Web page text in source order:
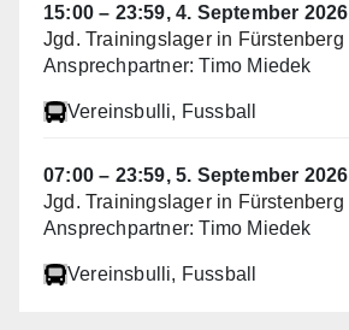
15:00 – 23:59,4. September 2026
Jgd. Trainingslager in Fürstenberg
Ansprechpartner: Timo Miedek
Vereinsbulli, Fussball
07:00 – 23:59,5. September 2026
Jgd. Trainingslager in Fürstenberg
Ansprechpartner: Timo Miedek
Vereinsbulli, Fussball